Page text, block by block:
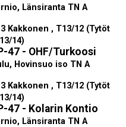
Länsiranta TN A
Kakkonen , T13/12 (Tytöt
14)
47 - OHF/Turkoosi
Hovinsuo iso TN A
Kakkonen , T13/12 (Tytöt
14)
47 - Kolarin Kontio
Länsiranta TN A